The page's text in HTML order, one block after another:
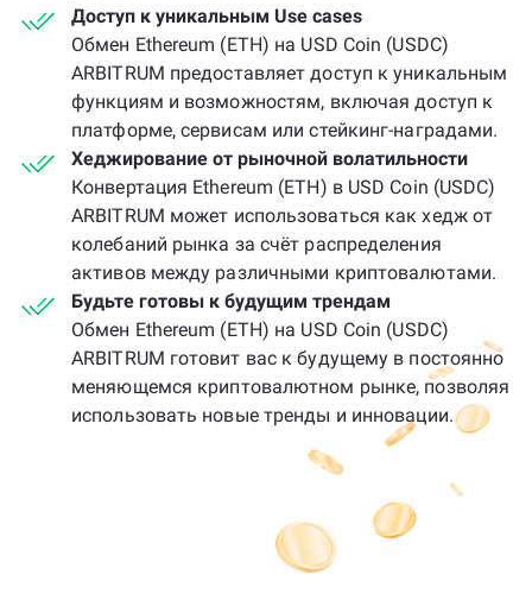
Доступ к уникальным Use cases
Обмен Ethereum (ETH) на USD Coin (USDC)
ARBITRUM предоставляет доступ к уникальным
функциям и возможностям, включая доступ к
платформе, сервисам или стейкинг-наградами.
Хеджирование от рыночной волатильности
Конвертация Ethereum (ETH) в USD Coin (USDC)
ARBITRUM может использоваться как хедж от
колебаний рынка за счёт распределения
активов между различными криптовалютами.
Будьте готовы к будущим трендам
Обмен Ethereum (ETH) на USD Coin (USDC)
ARBITRUM готовит вас к будущему в постоянно
меняющемся криптовалютном рынке, позволяя
использовать новые тренды и инновации.